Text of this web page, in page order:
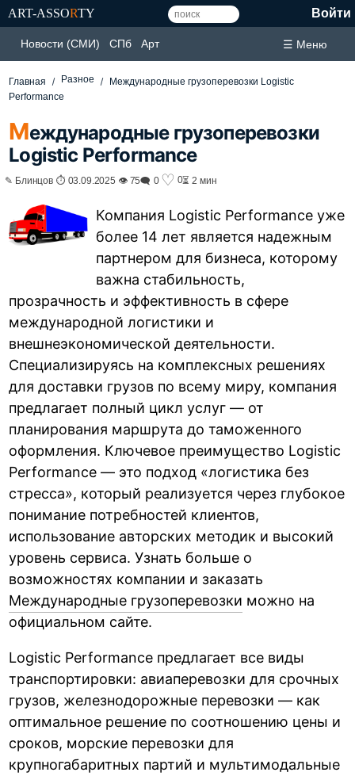
ART-ASSORTY Войти
Новости (СМИ) СПб Арт ☰ Меню
Главная Разное
Международные грузоперевозки Logistic
Performance
Международные грузоперевозки
Logistic Performance
✎ Блинцов ⏱ 03.09.2025 👁 75🗨 0 ♡ 0⏳ 2 мин
Компания Logistic Performance уже
более 14 лет является надежным
партнером для бизнеса, которому
важна стабильность,
прозрачность и эффективность в сфере
международной логистики и
внешнеэкономической деятельности.
Специализируясь на комплексных решениях
для доставки грузов по всему миру, компания
предлагает полный цикл услуг — от
планирования маршрута до таможенного
оформления. Ключевое преимущество Logistic
Performance — это подход «логистика без
стресса», который реализуется через глубокое
понимание потребностей клиентов,
использование авторских методик и высокий
уровень сервиса. Узнать больше о
возможностях компании и заказать
Международные грузоперевозки можно на
официальном сайте.
Logistic Performance предлагает все виды
транспортировки: авиаперевозки для срочных
грузов, железнодорожные перевозки — как
оптимальное решение по соотношению цены и
сроков, морские перевозки для
крупногабаритных партий и мультимодальные